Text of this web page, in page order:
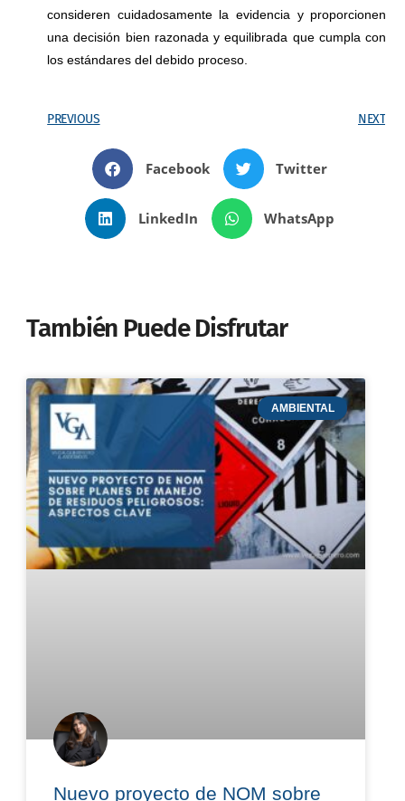
consideren cuidadosamente la evidencia y proporcionen
una decisión bien razonada y equilibrada que cumpla con
los estándares del debido proceso.
PREVIOUS NEXT
Facebook Twitter
LinkedIn WhatsApp
También Puede Disfrutar
AMBIENTAL
Nuevo proyecto de NOM sobre